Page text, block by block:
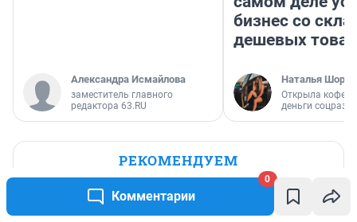
Комментарии
0
Александра Исмайлова
заместитель главного
редактора 63.RU
бизнес со
дешевых
Наталья
Открыла
деньги
РЕКОМЕНДУЕМ
Питерский блогер сбегает от
городской суеты в деревню